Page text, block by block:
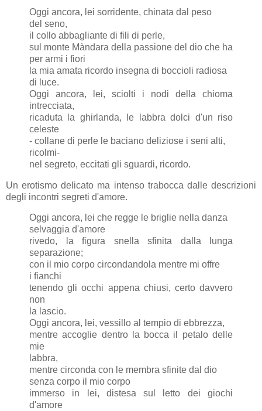
Oggi ancora, lei sorridente, chinata dal peso
del seno,
il collo abbagliante di fili di perle,
sul monte Màndara della passione del dio che ha
per armi i fiori
la mia amata ricordo insegna di boccioli radiosa
di luce.
Oggi ancora, lei, sciolti i nodi della chioma
intrecciata,
ricaduta la ghirlanda, le labbra dolci d'un riso
celeste
- collane di perle le baciano deliziose i seni alti,
ricolmi-
nel segreto, eccitati gli sguardi, ricordo.
Un erotismo delicato ma intenso trabocca dalle descrizioni
degli incontri segreti d'amore.
Oggi ancora, lei che regge le briglie nella danza
selvaggia d'amore
rivedo, la figura snella sfinita dalla lunga
separazione;
con il mio corpo circondandola mentre mi offre
i fianchi
tenendo gli occhi appena chiusi, certo davvero
non
la lascio.
Oggi ancora, lei, vessillo al tempio di ebbrezza,
mentre accoglie dentro la bocca il petalo delle
mie
labbra,
mentre circonda con le membra sfinite dal dio
senza corpo il mio corpo
immerso in lei, distesa sul letto dei giochi
d'amore